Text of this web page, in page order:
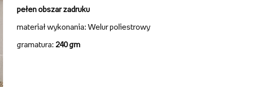
pełen obszar zadruku
materiał wykonania: Welur poliestrowy
gramatura: 240 gm